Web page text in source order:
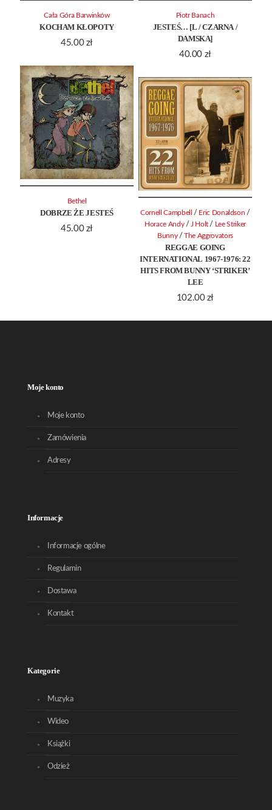
KOCHAM KŁOPOTY
45.00 zł
Cała Góra Barwinków
JESTEŚ… [L / CZARNA /
DAMSKA]
40.00 zł
Piotr Banach
DOBRZE ŻE JESTEŚ
45.00 zł
Bethel
REGGAE GOING
INTERNATIONAL 1967-1976: 22
HITS FROM BUNNY ‘STRIKER’
LEE
102.00 zł
Cornell Campbell / Eric Donaldson /
Horace Andy / J Holt / Lee Striker
Bunny / The Aggrovators
Moje konto
Moje konto
Zamówienia
Adresy
Informacje
Informacje ogólne
Regulamin
Dostawa
Kontakt
Kategorie
Muzyka
Wideo
Książki
Odzież